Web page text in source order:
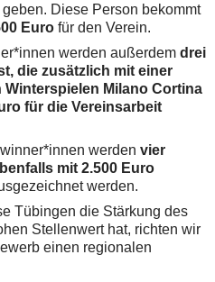
geben. Diese Person bekommt
Euro für den Verein.
werden außerdem drei
die zusätzlich mit einer
Winterspielen Milano Cortina
für die Vereinsarbeit
werden vier
mit 2.500 Euro
werden.
Tübingen die Stärkung des
Stellenwert hat, richten wir
einen regionalen